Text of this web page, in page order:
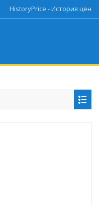
HistoryPrice - История цен